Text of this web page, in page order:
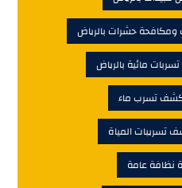
حشرات بالرياض
مائية بالرياض
تسرب ماء
المياة
عامة